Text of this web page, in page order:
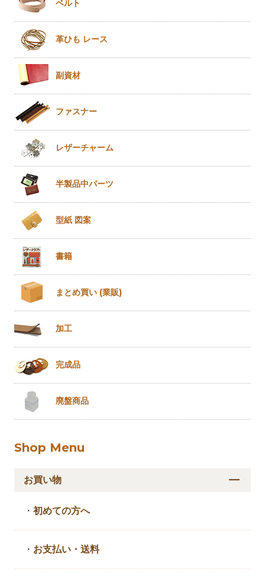
ベルト
革ひも レース
副資材
ファスナー
レザーチャーム
半製品中パーツ
型紙 図案
書籍
まとめ買い (業販)
加工
完成品
廃盤商品
Shop Menu
お買い物
・初めての方へ
・ お支払い・送料